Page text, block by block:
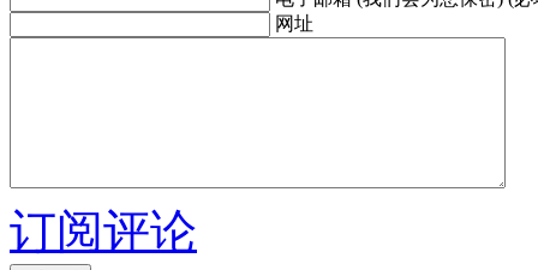
网址
订阅评论